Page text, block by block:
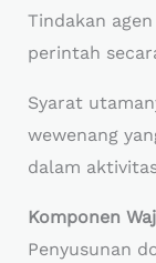
Tindakan
perintah
Syarat
wewenang
dalam
Komponen
Penyusunan